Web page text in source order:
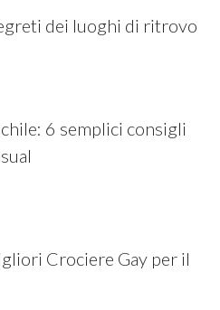
dei luoghi di ritrovo
6 semplici consigli
Crociere Gay per il